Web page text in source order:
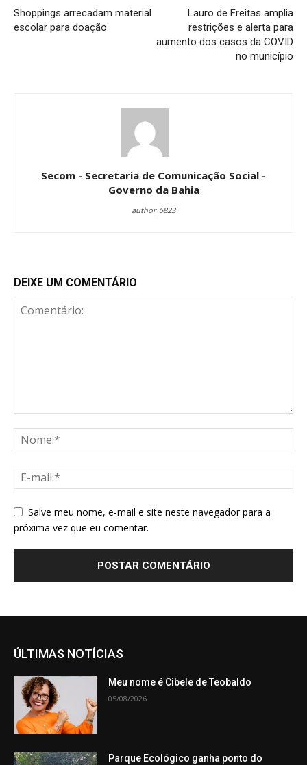
Shoppings arrecadam material
escolar para doação
Lauro de Freitas amplia
restrições e alerta para
aumento dos casos da COVID
no município
Secom - Secretaria de Comunicação Social -
Governo da Bahia
author_5823
DEIXE UM COMENTÁRIO
Salve meu nome, e-mail e site neste navegador para a
próxima vez que eu comentar.
ÚLTIMAS NOTÍCIAS
Meu nome é Cibele de Teobaldo
05/08/2026
Parque Ecológico ganha ponto do